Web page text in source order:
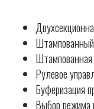
Рулевое
Буферизация
Выбор режима